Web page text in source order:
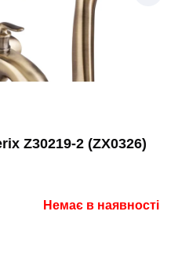
Z30219-2 (ZX0326)
Немає в наявності